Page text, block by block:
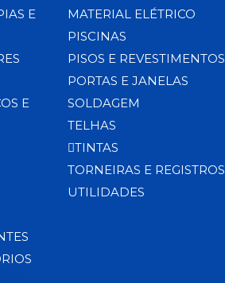
E
E
MATERIAL ELÉTRICO
PISCINAS
PISOS E REVESTIMENTOS
PORTAS E JANELAS
SOLDAGEM
TELHAS
TINTAS
TORNEIRAS E REGISTROS
UTILIDADES